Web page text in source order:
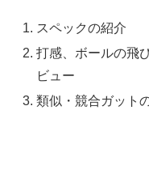
スペックの紹介
打感、ボールの飛
ビュー
類似・競合ガット